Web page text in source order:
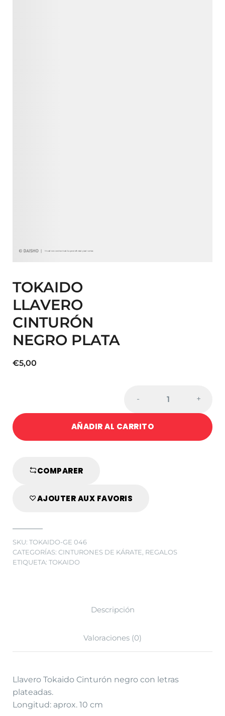
TOKAIDO
LLAVERO
CINTURÓN
NEGRO PLATA
€5,00
TOKAIDO
LLAVERO
CINTURÓN
- +
AÑADIR AL CARRITO
COMPARER
AJOUTER AUX FAVORIS
SKU: TOKAIDO-GE 046
CATEGORÍAS: CINTURONES DE KÁRATE REGALOS
ETIQUETA: TOKAIDO
Descripción
Valoraciones (0)
Llavero Tokaido Cinturón negro con letras
plateadas.
Longitud: aprox. 10 cm